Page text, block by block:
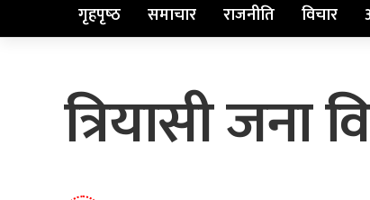
गृहपृष्‍ठ समाचार राजनीति विचार
त्रियासी जना